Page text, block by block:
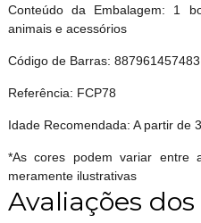
Conteúdo da Embalagem: 1
animais e acessórios
Código de Barras: 887961457483
Referência: FCP78
Idade Recomendada: A partir de
*As cores podem variar entre
meramente ilustrativas
Avaliações